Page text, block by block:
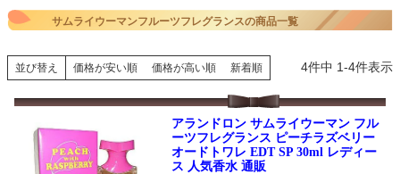
サムライウーマンフルーツフレグランスの商品一覧
並び替え 価格が安い順 価格が高い順 新着順 4件中 1-4件表示
アランドロン サムライウーマン フル
ーツフレグランス ピーチラズベリー
オードトワレ EDT SP 30ml レディー
ス 人気香水 通販